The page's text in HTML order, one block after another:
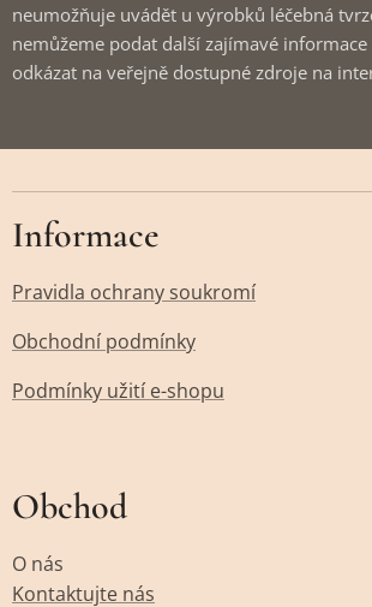
neumožňuje uvádět u výrobků léčebná
nemůžeme podat další zajímavé
odkázat na veřejně dostupné zdroje na
Informace
Pravidla ochrany soukromí
Obchodní podmínky
Podmínky užití e-shopu
Obchod
O nás
Kontaktujte nás